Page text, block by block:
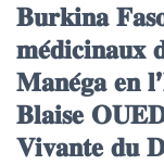
𝐁𝐮𝐫𝐤𝐢𝐧𝐚
𝐦𝐞́𝐝𝐢𝐜𝐢𝐧𝐚𝐮𝐱
𝐌𝐚𝐧𝐞́𝐠𝐚 𝐞𝐧
𝐁𝐥𝐚𝐢𝐬𝐞
𝐕𝐢𝐯𝐚𝐧𝐭𝐞 𝐝𝐮